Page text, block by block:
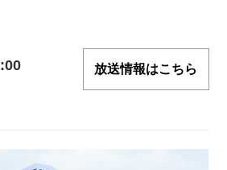
放送情報はこちら